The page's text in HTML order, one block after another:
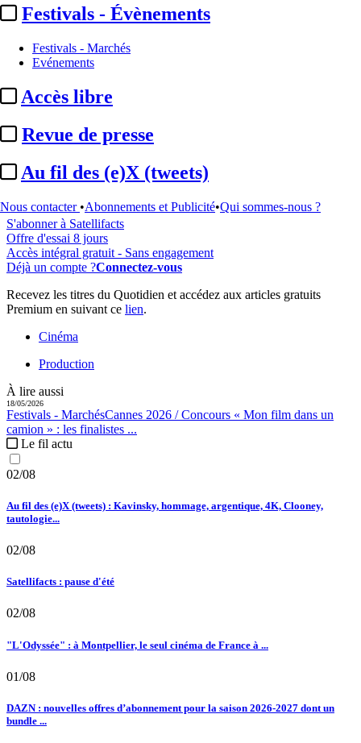
Festivals - Évènements
Festivals - Marchés
Evénements
Accès libre
Revue de presse
Au fil des (e)X (tweets)
Nous contacter •Abonnements et Publicité•Qui sommes-nous ?
...
Cet article est réservé à nos abonnés
Pour accéder à cet article, à l'ensemble du site, découvrez nos
S'abonner à Satellifacts
Offre d'essai 8 jours
Accès intégral gratuit - Sans engagement
Déjà un compte ?Connectez-vous
Recevez les titres du Quotidien et accédez aux articles gratuits
Premium en suivant ce lien.
Cinéma
Production
À lire aussi
18/05/2026
Festivals - MarchésCannes 2026 / Concours « Mon film dans un
camion » : les finalistes ...
Le fil actu
02/08
Au fil des (e)X (tweets) : Kavinsky, hommage, argentique, 4K, Clooney,
tautologie...
02/08
Satellifacts : pause d'été
02/08
"L'Odyssée" : à Montpellier, le seul cinéma de France à ...
01/08
DAZN : nouvelles offres d’abonnement pour la saison 2026-2027 dont un
bundle ...